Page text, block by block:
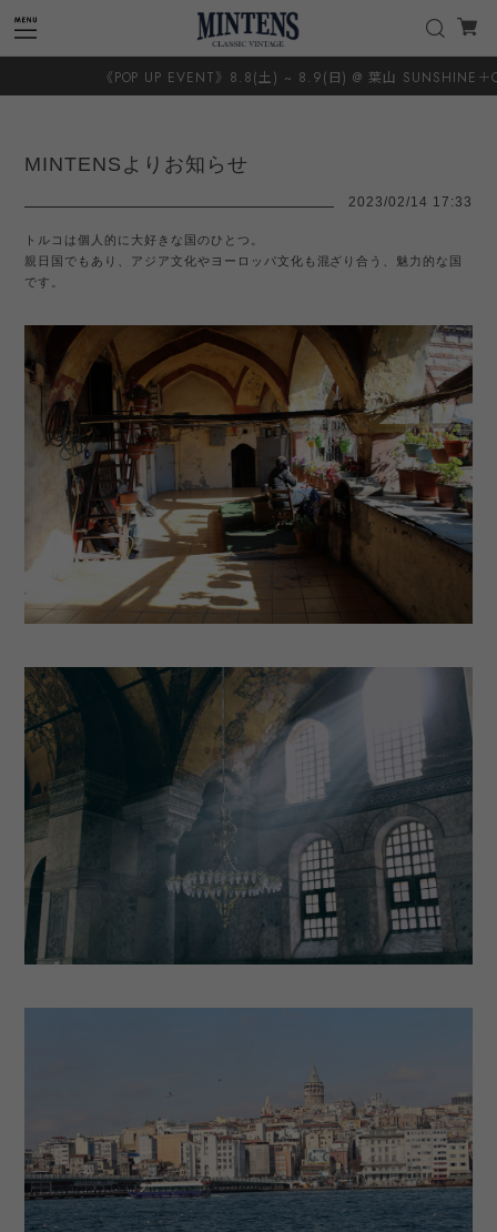
《POP UP EVENT》8.8(土) ~ 8.9(日) @ 葉山 SUNSHINE＋
MINTENSよりお知らせ
2023/02/14 17:33
トルコは個人的に大好きな国のひとつ。
親日国でもあり、アジア文化やヨーロッパ文化も混ざり合う、魅力的な国
です。